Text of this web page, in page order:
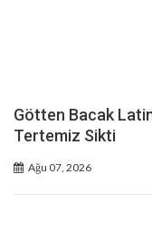
Götten Bacak
Tertemiz Sikti
Ağu 07, 2026